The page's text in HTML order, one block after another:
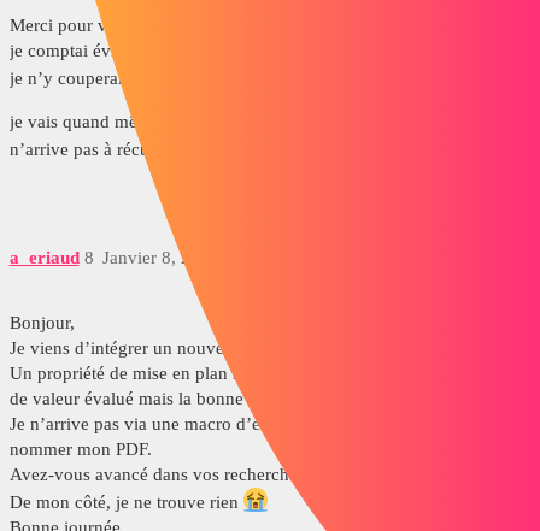
Merci pour votre aide !
je comptai éviter de passer par « SmartPorperty », mais je pense que
je n’y couperai pas !
je vais quand même creuser la question, je trouve ça étrange qu’il
n’arrive pas à récupérer la valeur.
a_eriaud Janvier 8, 2026, 9:29
8
Bonjour,
Je viens d’intégrer un nouveau BE, et j’ai le même problème…
Un propriété de mise en plan recopie une propriété de la pièce, pas
de valeur évalué mais la bonne valeur dans le cartouche !
Je n’arrive pas via une macro d’export en PDF à la récupérer pour
nommer mon PDF.
Avez-vous avancé dans vos recherches ?
De mon côté, je ne trouve rien